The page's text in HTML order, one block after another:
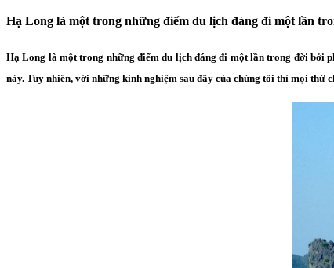
Hạ Long là một trong những điểm du lịch đáng đi một lần
Hạ Long là một trong những điểm du lịch đáng đi một lần trong đời bởi
này. Tuy nhiên, với những kinh nghiệm sau đây của chúng tôi thì mọi thứ